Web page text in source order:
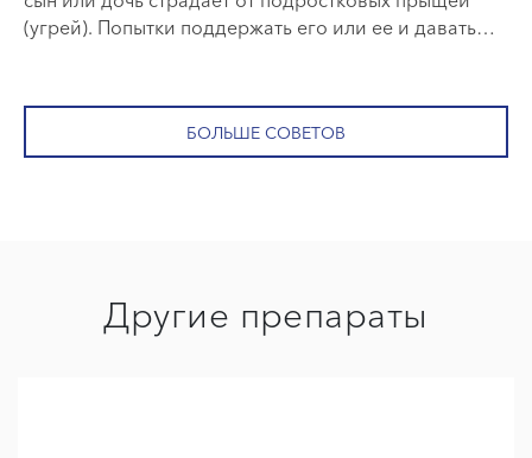
(угрей). Попытки поддержать его или ее и давать
БОЛЬШЕ СОВЕТОВ
Другие препараты